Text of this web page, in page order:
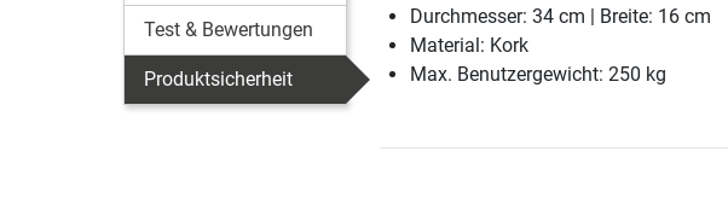
Test & Bewertungen
Produktsicherheit
Durchmesser: 34 cm | Breite: 16 cm
Material: Kork
Max. Benutzergewicht: 250 kg